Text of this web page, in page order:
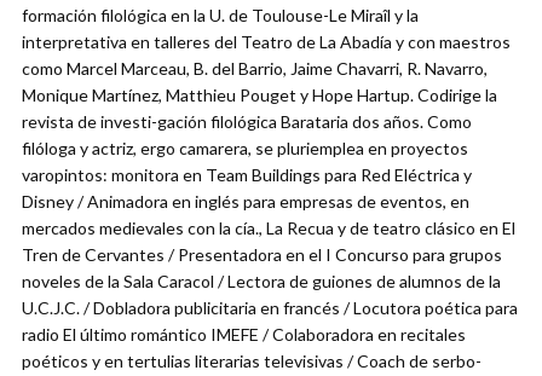
formación filológica en la U. de Toulouse-Le Miraîl y la
interpretativa en talleres del Teatro de La Abadía y con maestros
como Marcel Marceau, B. del Barrio, Jaime Chavarri, R. Navarro,
Monique Martínez, Matthieu Pouget y Hope Hartup. Codirige la
revista de investi-gación filológica Barataria dos años. Como
filóloga y actriz, ergo camarera, se pluriemplea en proyectos
varopintos: monitora en Team Buildings para Red Eléctrica y
Disney / Animadora en inglés para empresas de eventos, en
mercados medievales con la cía., La Recua y de teatro clásico en El
Tren de Cervantes / Presentadora en el I Concurso para grupos
noveles de la Sala Caracol / Lectora de guiones de alumnos de la
U.C.J.C. / Dobladora publicitaria en francés / Locutora poética para
radio El último romántico IMEFE / Colaboradora en recitales
poéticos y en tertulias literarias televisivas / Coach de serbo-